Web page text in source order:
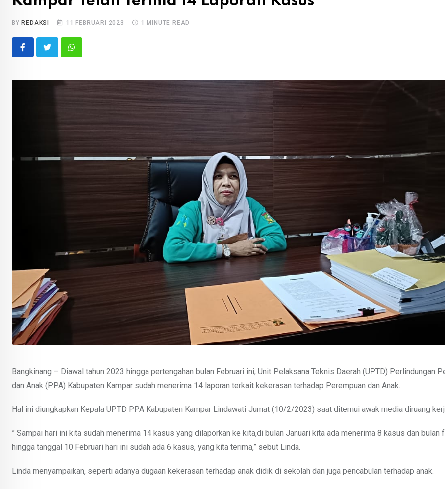
BY REDAKSI 11 FEBRUARI 2023 1 MINUTE READ
Whatsapp
Bangkinang – Diawal tahun 2023 hingga pertengahan bulan Februari ini, Unit Pelaksana Teknis Daerah (UPTD) Perlindungan
dan Anak (PPA) Kabupaten Kampar sudah menerima 14 laporan terkait kekerasan terhadap Perempuan dan Anak.
Hal ini diungkapkan Kepala UPTD PPA Kabupaten Kampar Lindawati Jumat (10/2/2023) saat ditemui awak media diruang
” Sampai hari ini kita sudah menerima 14 kasus yang dilaporkan ke kita,di bulan Januari kita ada menerima 8 kasus dan bulan
hingga tanggal 10 Februari hari ini sudah ada 6 kasus, yang kita terima,” sebut Linda.
Linda menyampaikan, seperti adanya dugaan kekerasan terhadap anak didik di sekolah dan juga pencabulan terhadap anak.